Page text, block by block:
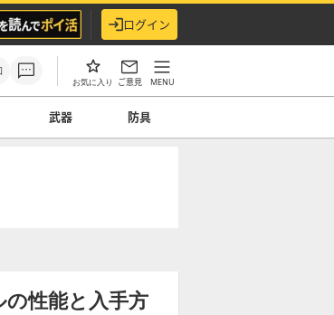
ログイン
お気に入り ご意見 MENU
武器 防具
性能と入手方